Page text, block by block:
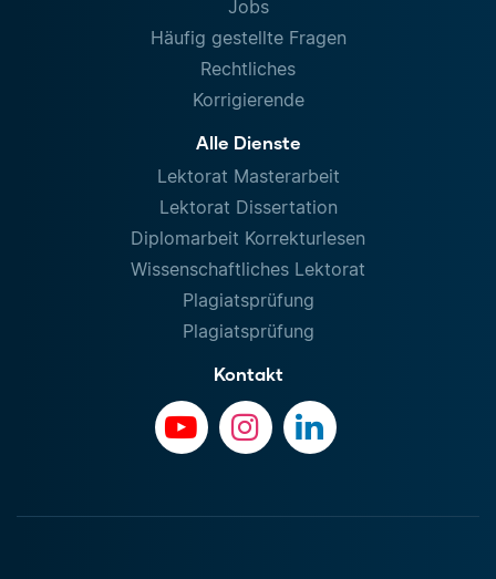
Jobs
Häufig gestellte Fragen
Rechtliches
Korrigierende
Alle Dienste
Lektorat Masterarbeit
Lektorat Dissertation
Diplomarbeit Korrekturlesen
Wissenschaftliches Lektorat
Plagiatsprüfung
Plagiatsprüfung
Kontakt